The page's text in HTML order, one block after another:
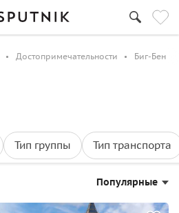
Достопримечательности Биг-Бен
Тип группы Тип транспорта
Популярные